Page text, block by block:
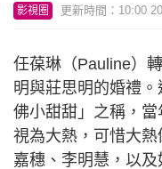
影視圈 更新時間：10:00
任葆琳（Pauline）
明與莊思明的婚禮
佛小甜甜」之稱，
視為大熱，可惜大
嘉穗、李明慧，以